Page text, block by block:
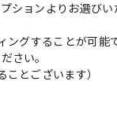
ションよりお選びい
ングすることが可能
さい。
ことございます）